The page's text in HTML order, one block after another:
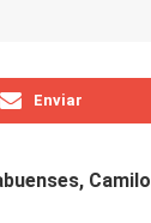
Enviar
Camilo